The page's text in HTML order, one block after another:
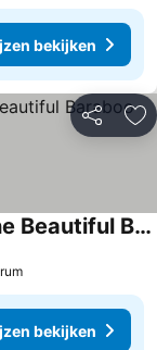
bekijken
Delen
A Cozy Cottage Hideaway in the Beautiful Baraboo Bluffs
bekijken